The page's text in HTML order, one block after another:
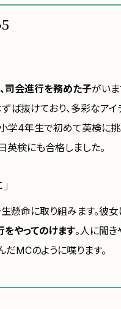
司会進行を務めた子がいま
ば抜けており、多彩なアイ
小学4年生で初めて英検に
英検にも合格しました。
懸命に取り組みます。彼女
やってのけます。人に聞
MCのように喋ります。